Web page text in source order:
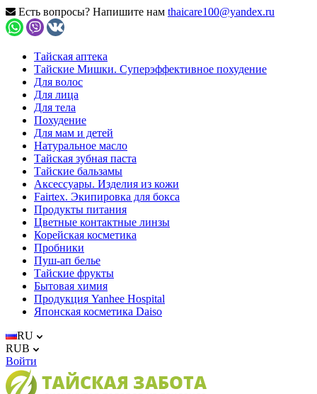
Есть вопросы? Напишите нам thaicare100@yandex.ru
Тайская аптека
Тайские Мишки. Суперэффективное похудение
Для волос
Для лица
Для тела
Похудение
Для мам и детей
Натуральное масло
Тайская зубная паста
Тайские бальзамы
Аксессуары. Изделия из кожи
Fairtex. Экипировка для бокса
Продукты питания
Цветные контактные линзы
Корейская косметика
Пробники
Пуш-ап белье
Тайские фрукты
Бытовая химия
Продукция Yanhee Hospital
Японская косметика Daiso
RU
RUB
Войти